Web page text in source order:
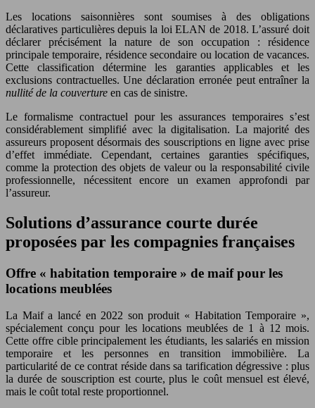
Les locations saisonnières sont soumises à des obligations
déclaratives particulières depuis la loi ELAN de 2018. L’assuré doit
déclarer précisément la nature de son occupation : résidence
principale temporaire, résidence secondaire ou location de vacances.
Cette classification détermine les garanties applicables et les
exclusions contractuelles. Une déclaration erronée peut entraîner la
nullité de la couverture en cas de sinistre.
Le formalisme contractuel pour les assurances temporaires s’est
considérablement simplifié avec la digitalisation. La majorité des
assureurs proposent désormais des souscriptions en ligne avec prise
d’effet immédiate. Cependant, certaines garanties spécifiques,
comme la protection des objets de valeur ou la responsabilité civile
professionnelle, nécessitent encore un examen approfondi par
l’assureur.
Solutions d’assurance courte durée
proposées par les compagnies françaises
Offre « habitation temporaire » de maif pour les
locations meublées
La Maif a lancé en 2022 son produit « Habitation Temporaire »,
spécialement conçu pour les locations meublées de 1 à 12 mois.
Cette offre cible principalement les étudiants, les salariés en mission
temporaire et les personnes en transition immobilière. La
particularité de ce contrat réside dans sa tarification dégressive : plus
la durée de souscription est courte, plus le coût mensuel est élevé,
mais le coût total reste proportionnel.